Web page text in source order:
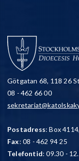
Götgatan 68, 118 26
08 - 462 66 00
Postadress: Box
Fax: 08 - 462 94 25
Telefontid: 09.30 -